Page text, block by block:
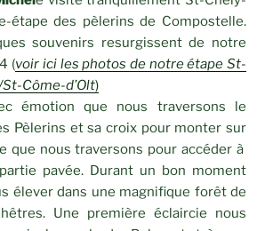
étape des pèlerins de Compostelle.
souvenirs resurgissent de notre
(voir ici les photos de notre étape St-
Côme-d’Olt)
émotion que nous traversons le
Pèlerins et sa croix pour monter sur
que nous traversons pour accéder à
pavée. Durant un bon moment
élever dans une magnifique forêt de
Une première éclaircie nous